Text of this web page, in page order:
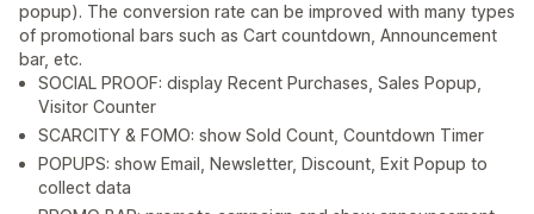
popup). The conversion rate can be improved with many types
of promotional bars such as Cart countdown, Announcement
bar, etc.
SOCIAL PROOF: display Recent Purchases, Sales Popup,
Visitor Counter
SCARCITY & FOMO: show Sold Count, Countdown Timer
POPUPS: show Email, Newsletter, Discount, Exit Popup to
collect data